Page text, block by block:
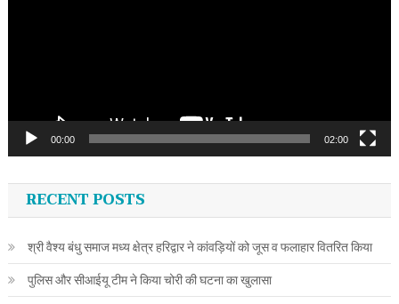
00:00 02:00
RECENT POSTS
श्री वैश्य बंधु समाज मध्य क्षेत्र हरिद्वार ने कांवड़ियों को जूस व फलाहार वितरित किया
पुलिस और सीआईयू टीम ने किया चोरी की घटना का खुलासा